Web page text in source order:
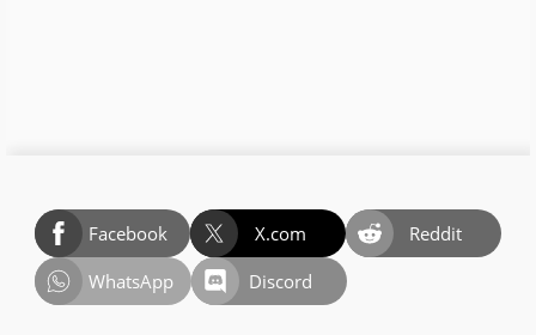
Facebook X.com
Reddit
WhatsApp
Discord